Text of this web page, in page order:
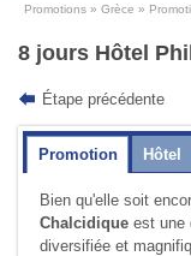
Promotions Grèce
8 jours Hôtel
Étape précédente
Promotion Hôtel
Bien qu'elle soit
Chalcidiqueest une
diversifiée et